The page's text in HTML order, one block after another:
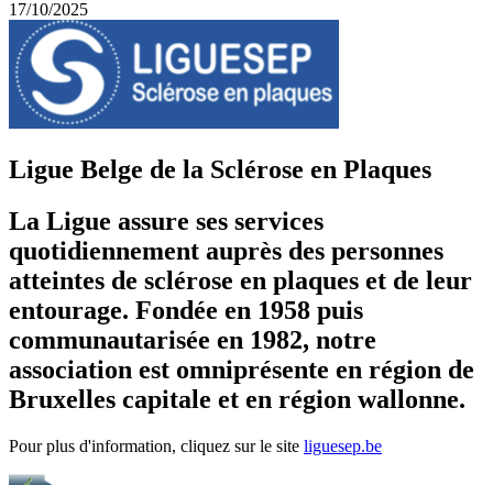
17/10/2025
Ligue Belge de la Sclérose en Plaques
La Ligue assure ses services
quotidiennement auprès des personnes
atteintes de sclérose en plaques et de leur
entourage. Fondée en 1958 puis
communautarisée en 1982, notre
association est omniprésente en région de
Bruxelles capitale et en région wallonne.
Pour plus d'information, cliquez sur le site liguesep.be